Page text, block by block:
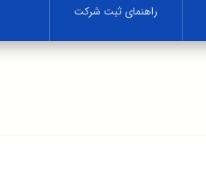
راهنمای ثبت شرکت